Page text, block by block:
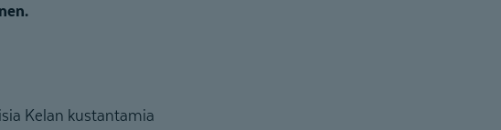
Kelan kustantamia